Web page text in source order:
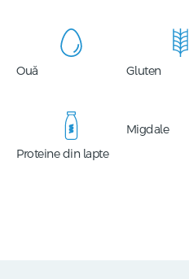
Ouă Gluten
Proteine din lapte
Migdale